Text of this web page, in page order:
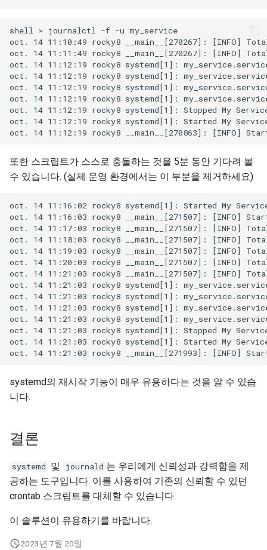
shell > journalctl -f -u my_service
oct. 14 11:10:49 rocky8 __main__[270267]: [INFO]
oct. 14 11:11:49 rocky8 __main__[270267]: [INFO]
oct. 14 11:12:19 rocky8 systemd[1]:
oct. 14 11:12:19 rocky8 systemd[1]:
oct. 14 11:12:19 rocky8 systemd[1]:
oct. 14 11:12:19 rocky8 systemd[1]:
oct. 14 11:12:19 rocky8 systemd[1]: Stopped My
oct. 14 11:12:19 rocky8 systemd[1]: Started My
또한 스크립트가 스스로 충돌하는 것을 5분 동안 기다려 볼
수 있습니다. (실제 운영 환경에서는 이 부분을 제거하세요)
oct. 14 11:16:02 rocky8 systemd[1]: Started My
oct. 14 11:16:03 rocky8 __main__[271507]: [INFO]
oct. 14 11:17:03 rocky8 __main__[271507]: [INFO]
oct. 14 11:18:03 rocky8 __main__[271507]: [INFO]
oct. 14 11:19:03 rocky8 __main__[271507]: [INFO]
oct. 14 11:20:03 rocky8 __main__[271507]: [INFO]
oct. 14 11:21:03 rocky8 __main__[271507]: [INFO]
oct. 14 11:21:03 rocky8 systemd[1]:
oct. 14 11:21:03 rocky8 systemd[1]:
oct. 14 11:21:03 rocky8 systemd[1]:
oct. 14 11:21:03 rocky8 systemd[1]:
oct. 14 11:21:03 rocky8 systemd[1]: Stopped My
oct. 14 11:21:03 rocky8 systemd[1]: Started My
systemd의 재시작 기능이 매우 유용하다는 것을 알 수 있습
니다.
결론
systemd 및 journald 는 우리에게 신뢰성과 강력함을 제
공하는 도구입니다. 이를 사용하여 기존의 신뢰할 수 있던
crontab 스크립트를 대체할 수 있습니다.
이 솔루션이 유용하기를 바랍니다.
2023년 7월 20일